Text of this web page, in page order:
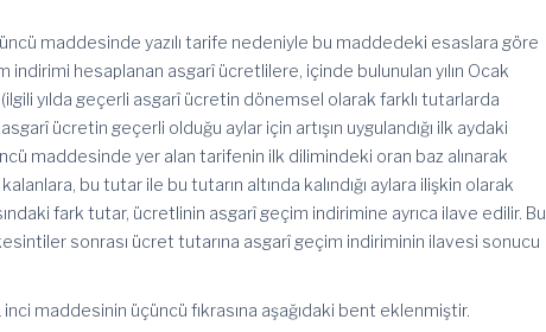
maddesinde yazılı tarife nedeniyle bu maddedeki esaslara göre
hesaplanan asgarî ücretlilere, içinde bulunulan yılın Ocak
yılda geçerli asgarî ücretin dönemsel olarak farklı tutarlarda
ücretin geçerli olduğu aylar için artışın uygulandığı ilk aydaki
maddesinde yer alan tarifenin ilk dilimindeki oran baz alınarak
bu tutar ile bu tutarın altında kalındığı aylara ilişkin olarak
fark tutar, ücretlinin asgarî geçim indirimine ayrıca ilave edilir. Bu
sonrası ücret tutarına asgarî geçim indiriminin ilavesi sonucu
inci maddesinin üçüncü fıkrasına aşağıdaki bent eklenmiştir.